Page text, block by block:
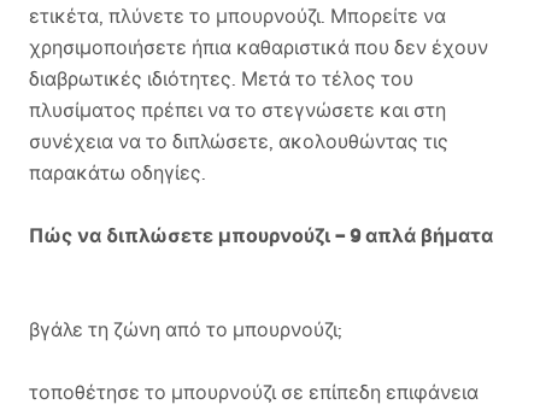
ετικέτα, πλύνετε το μπουρνούζι. Μπορείτε να
χρησιμοποιήσετε ήπια καθαριστικά που δεν έχουν
διαβρωτικές ιδιότητες. Μετά το τέλος του
πλυσίματος πρέπει να το στεγνώσετε και στη
συνέχεια να το διπλώσετε, ακολουθώντας τις
παρακάτω οδηγίες.
Πώς να διπλώσετε μπουρνούζι – 9 απλά βήματα
βγάλε τη ζώνη από το μπουρνούζι;
τοποθέτησε το μπουρνούζι σε επίπεδη επιφάνεια